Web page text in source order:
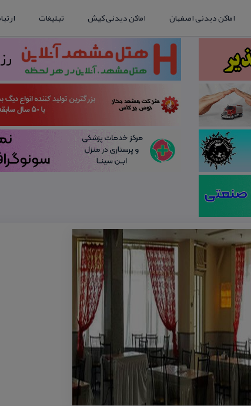
اماکن دیدنی اصفهان اماکن دیدنی کیش تبلیغات